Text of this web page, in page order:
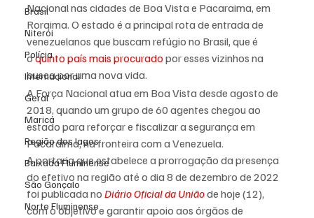
Brasil
Niterói
Polícia
Internacional
Geral
Maricá
Região dos lagos
Baixada Fluminense
São Gonçalo
Norte Fluminense
Nacional nas cidades de Boa Vista e Pacaraima, em
Roraima. O estado é a principal rota de entrada de
venezuelanos que buscam refúgio no Brasil, que é
o quinto país mais procurado por esses vizinhos na
busca por uma nova vida.
A Força Nacional atua em Boa Vista desde agosto de
2018, quando um grupo de 60 agentes chegou ao
estado para reforçar e fiscalizar a segurança em
Pacaraima, na fronteira com a Venezuela.
A portaria que estabelece a prorrogação da presença
do efetivo na região até o dia 8 de dezembro de 2022
foi publicada no Diário Oficial da União de hoje (12),
com o objetivo e garantir apoio aos órgãos de